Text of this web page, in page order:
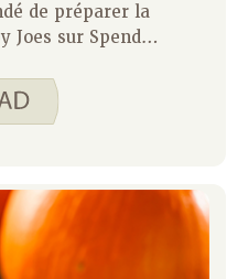
de préparer la
Joes sur Spend
oignon et mon
un oignon
de viande et de
surprise,
! Nous avons bien
distinguer un